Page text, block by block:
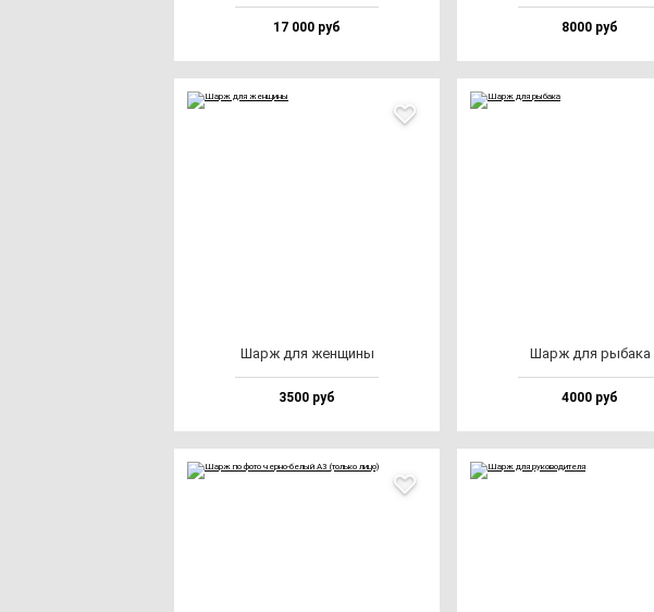
17 000 руб 8000 руб
Шарж для жен­щи­ны
3500 руб
Шарж для ры­ба­ка
4000 руб